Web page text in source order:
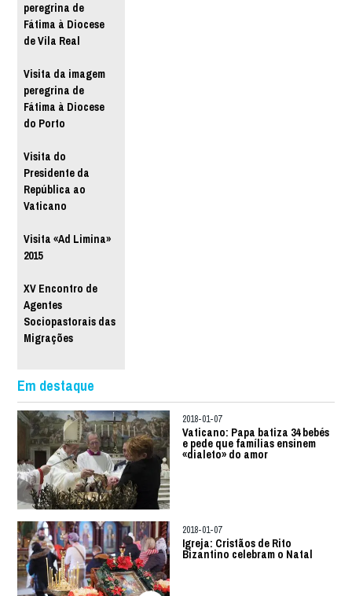
peregrina de
Fátima à Diocese
de Vila Real
Visita da imagem
peregrina de
Fátima à Diocese
do Porto
Visita do
Presidente da
República ao
Vaticano
Visita «Ad Limina»
2015
XV Encontro de
Agentes
Sociopastorais das
Migrações
Em destaque
2018-01-07
Vaticano: Papa batiza 34 bebés
e pede que famílias ensinem
«dialeto» do amor
2018-01-07
Igreja: Cristãos de Rito
Bizantino celebram o Natal